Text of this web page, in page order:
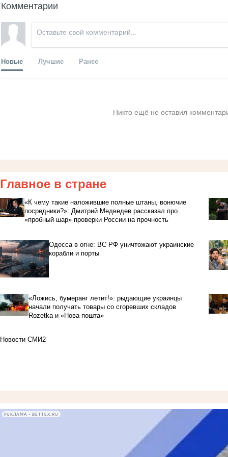
Комментарии
Новые Лучшие Ранее
Никто ещё не оставил
Главное в стране
«К чему такие наложившие полные штаны, вонючие
посредники?»: Дмитрий Медведев рассказал про
«пробный шар» проверки России на прочность
Одесса в огне: ВС РФ уничтожают украинские
корабли и порты
«Ложись, бумеранг летит!»: рыдающие украинцы
начали получать товары со сгоревших складов
Rozetka и «Нова пошта»
Новости СМИ2
РЕКЛАМА • BETTEX.RU